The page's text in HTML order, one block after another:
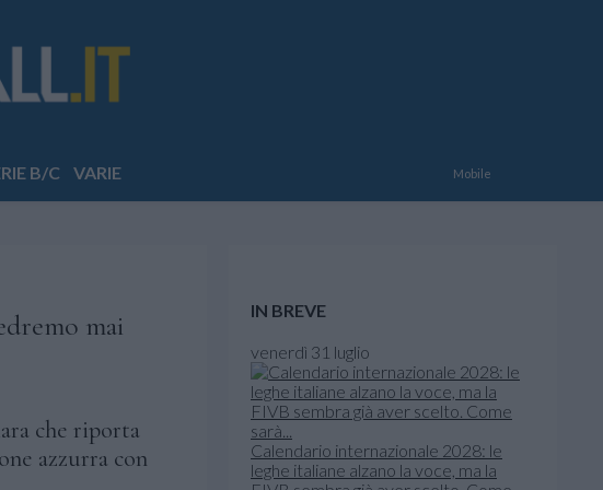
B/C VARIE Mobile
mai
che riporta
azzurra con
IN BREVE
venerdì 31 luglio
Calendario internazionale 2028: le
leghe italiane alzano la voce, ma la